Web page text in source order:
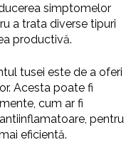
simptomelor
a trata diverse tipuri
productivă.
tusei este de a oferi
Acesta poate fi
cum ar fi
pentru
eficientă.